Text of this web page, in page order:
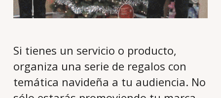
Si tienes un servicio o producto,
organiza una serie de regalos con
temática navideña a tu audiencia. No